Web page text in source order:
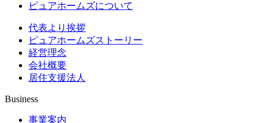
ピュアホームズについて
代表より挨拶
ピュアホームズストーリー
経営理念
会社概要
居住支援法人
Business
事業案内